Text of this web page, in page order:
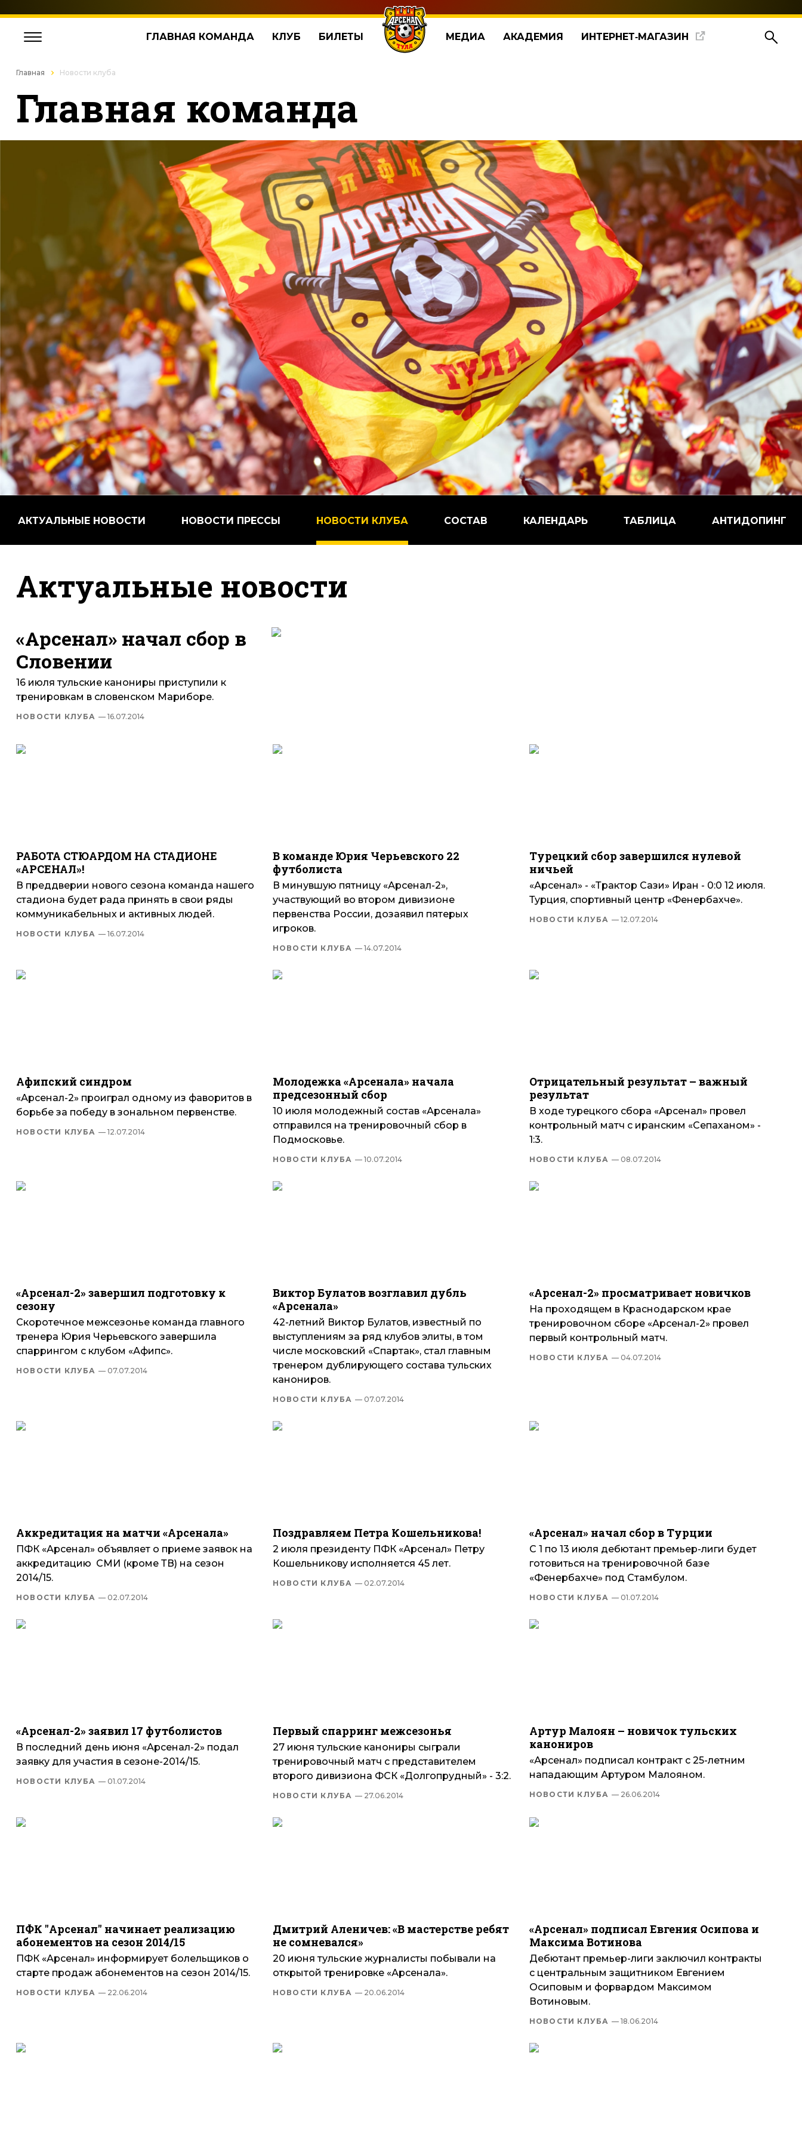
ГЛАВНАЯ КОМАНДА КЛУБ БИЛЕТЫ МЕДИА АКАДЕМИЯ ИНТЕРНЕТ‑МАГАЗИН
Главная Новости клуба
Главная команда
АКТУАЛЬНЫЕ НОВОСТИ НОВОСТИ ПРЕССЫ НОВОСТИ КЛУБА СОСТАВ КАЛЕНДАРЬ ТАБЛИЦА АНТИДОПИНГ
Актуальные новости
«Арсенал» начал сбор в
Словении
16 июля тульские канониры приступили к
тренировкам в словенском Мариборе.
НОВОСТИ КЛУБА — 16.07.2014
РАБОТА СТЮАРДОМ НА СТАДИОНЕ
«АРСЕНАЛ»!
В преддверии нового сезона команда нашего
стадиона будет рада принять в свои ряды
коммуникабельных и активных людей.
НОВОСТИ КЛУБА — 16.07.2014
В команде Юрия Черьевского 22
футболиста
В минувшую пятницу «Арсенал-2»,
участвующий во втором дивизионе
первенства России, дозаявил пятерых
игроков.
НОВОСТИ КЛУБА — 14.07.2014
Турецкий сбор завершился нулевой
ничьей
«Арсенал» - «Трактор Сази» Иран - 0:0 12 июля.
Турция, спортивный центр «Фенербахче».
НОВОСТИ КЛУБА — 12.07.2014
Афипский синдром
«Арсенал-2» проиграл одному из фаворитов в
борьбе за победу в зональном первенстве.
НОВОСТИ КЛУБА — 12.07.2014
Молодежка «Арсенала» начала
предсезонный сбор
10 июля молодежный состав «Арсенала»
отправился на тренировочный сбор в
Подмосковье.
НОВОСТИ КЛУБА — 10.07.2014
Отрицательный результат – важный
результат
В ходе турецкого сбора «Арсенал» провел
контрольный матч с иранским «Сепаханом» -
1:3.
НОВОСТИ КЛУБА — 08.07.2014
«Арсенал-2» завершил подготовку к
сезону
Скоротечное межсезонье команда главного
тренера Юрия Черьевского завершила
спаррингом с клубом «Афипс».
НОВОСТИ КЛУБА — 07.07.2014
Виктор Булатов возглавил дубль
«Арсенала»
42-летний Виктор Булатов, известный по
выступлениям за ряд клубов элиты, в том
числе московский «Спартак», стал главным
тренером дублирующего состава тульских
канониров.
НОВОСТИ КЛУБА — 07.07.2014
«Арсенал-2» просматривает новичков
На проходящем в Краснодарском крае
тренировочном сборе «Арсенал-2» провел
первый контрольный матч.
НОВОСТИ КЛУБА — 04.07.2014
Аккредитация на матчи «Арсенала»
ПФК «Арсенал» объявляет о приеме заявок на
аккредитацию СМИ (кроме ТВ) на сезон
2014/15.
НОВОСТИ КЛУБА — 02.07.2014
Поздравляем Петра Кошельникова!
2 июля президенту ПФК «Арсенал» Петру
Кошельникову исполняется 45 лет.
НОВОСТИ КЛУБА — 02.07.2014
«Арсенал» начал сбор в Турции
С 1 по 13 июля дебютант премьер-лиги будет
готовиться на тренировочной базе
«Фенербахче» под Стамбулом.
НОВОСТИ КЛУБА — 01.07.2014
«Арсенал-2» заявил 17 футболистов
В последний день июня «Арсенал-2» подал
заявку для участия в сезоне-2014/15.
НОВОСТИ КЛУБА — 01.07.2014
Первый спарринг межсезонья
27 июня тульские канониры сыграли
тренировочный матч с представителем
второго дивизиона ФСК «Долгопрудный» - 3:2.
НОВОСТИ КЛУБА — 27.06.2014
Артур Малоян – новичок тульских
канониров
«Арсенал» подписал контракт с 25-летним
нападающим Артуром Малояном.
НОВОСТИ КЛУБА — 26.06.2014
ПФК "Арсенал" начинает реализацию
абонементов на сезон 2014/15
ПФК «Арсенал» информирует болельщиков о
старте продаж абонементов на сезон 2014/15.
НОВОСТИ КЛУБА — 22.06.2014
Дмитрий Аленичев: «В мастерстве ребят
не сомневался»
20 июня тульские журналисты побывали на
открытой тренировке «Арсенала».
НОВОСТИ КЛУБА — 20.06.2014
«Арсенал» подписал Евгения Осипова и
Максима Вотинова
Дебютант премьер-лиги заключил контракты
с центральным защитником Евгением
Осиповым и форвардом Максимом
Вотиновым.
НОВОСТИ КЛУБА — 18.06.2014